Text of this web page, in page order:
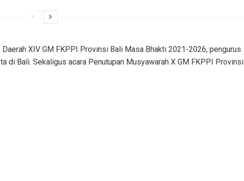
XIV GM FKPPI Provinsi Bali Masa Bhakti 2021-2026, pengurus
di Bali. Sekaligus acara Penutupan Musyawarah X GM FKPPI Provinsi